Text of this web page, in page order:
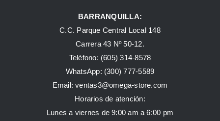
BARRANQUILLA:
C.C. Parque Central Local 148
Carrera 43 Nº 50-12.
Teléfono: (605) 314-8578
WhatsApp: (300) 777-5589
Email: ventas3@omega-store.com
Horarios de atención:
Lunes a viernes de 9:00 am a 6:00 pm